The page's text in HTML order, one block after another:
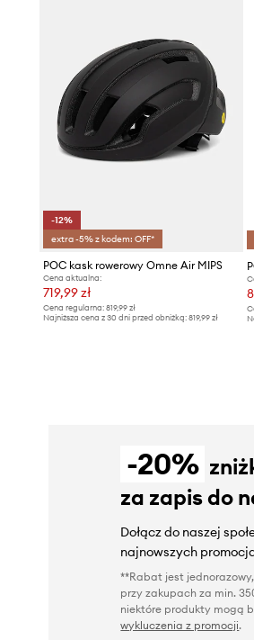
-12%
extra -5% z kodem: OFF*
POC kask rowerowy Omne Air MIPS
Cena aktualna:
719,99 zł
Cena regularna: 819,99 zł
Najniższa cena z 30 dni przed obniżką: 819,99 zł
-20%
za zapis do
Dołącz do naszej
najnowszych
**Rabat jest
przy zakupach za min.
niektóre produkty mogą
wykluczenia z promocji.